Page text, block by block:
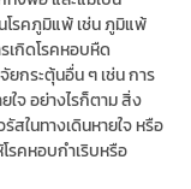
โรคภูมิแพ้ เช่น ภูมิแพ้
เกิดโรคหอบหืด
กระตุ้นอื่น ๆ เช่น การ
จ อย่างไรก็ตาม สิ่ง
ในทางเดินหายใจ หรือ
รคหอบกำเริบหรือ